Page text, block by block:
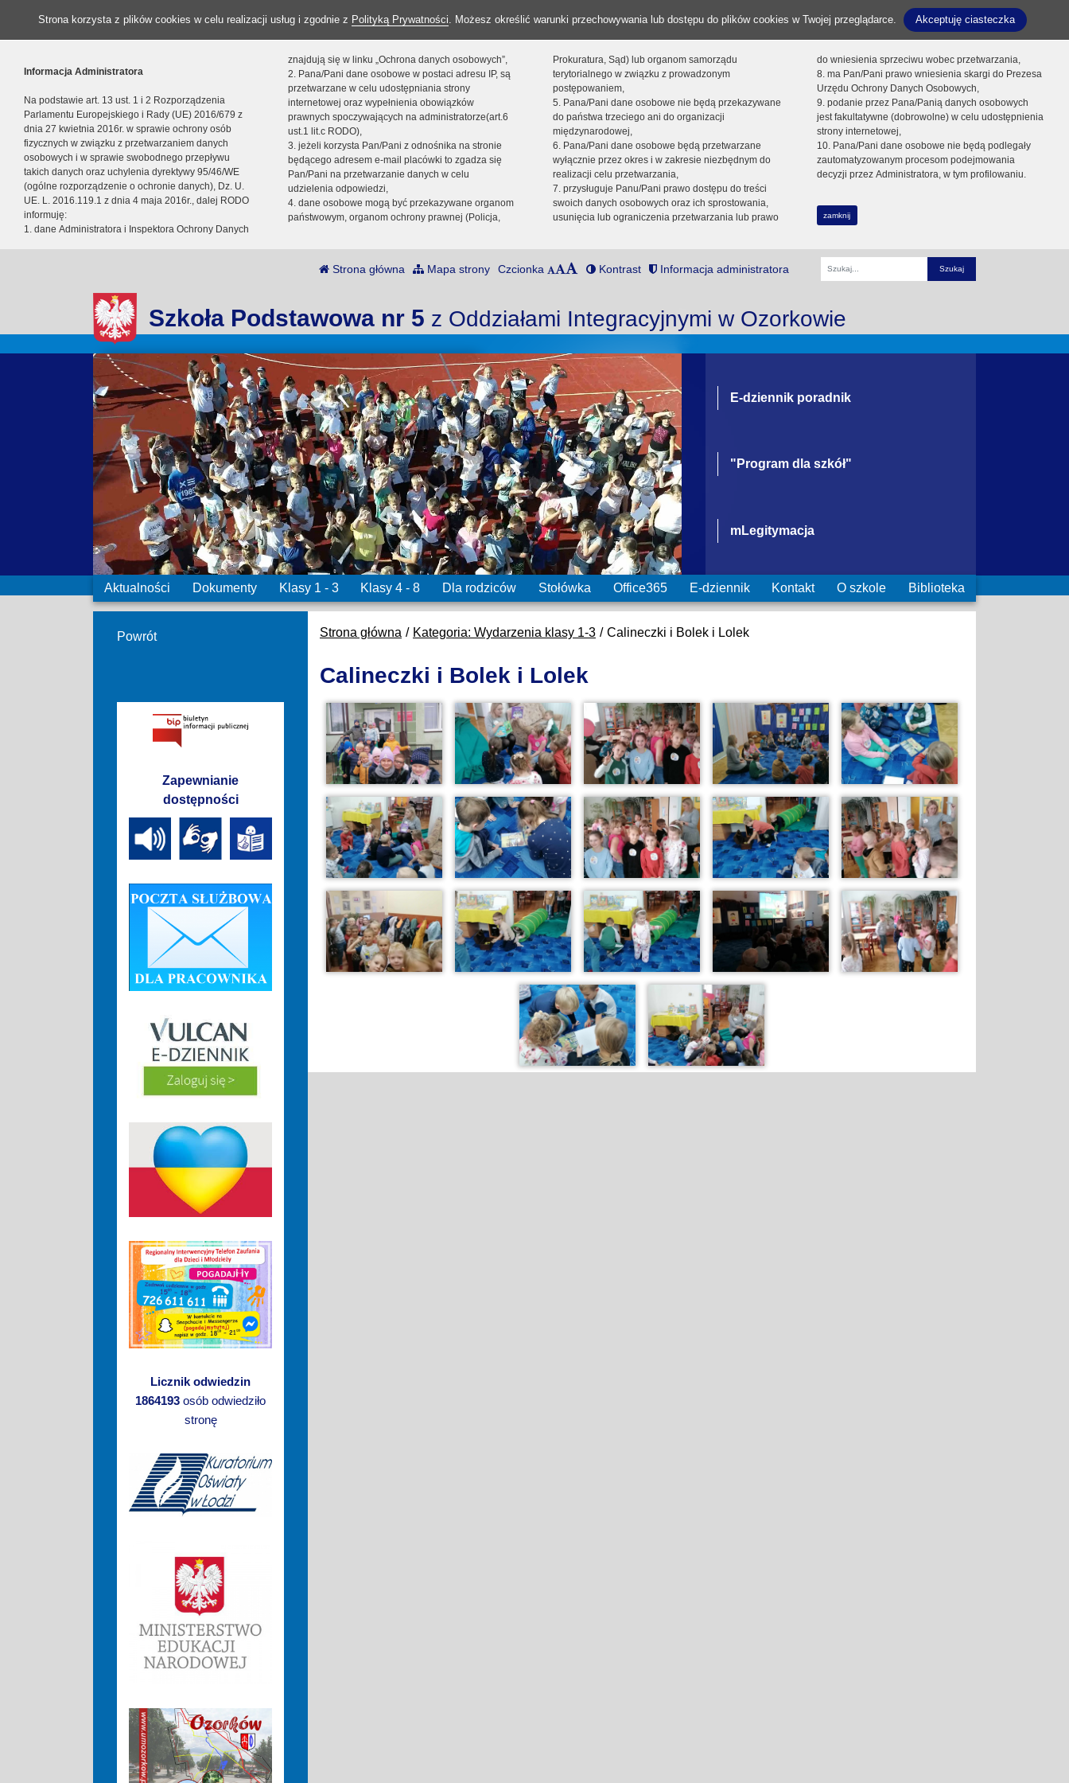
Strona korzysta z plików cookies w celu realizacji usług i zgodnie z Polityką Prywatności. Możesz określić warunki przechowywania lub dostępu do plików cookies w Twojej przeglądarce. Akceptuję ciasteczka
Informacja Administratora
Na podstawie art. 13 ust. 1 i 2 Rozporządzenia
Parlamentu Europejskiego i Rady (UE) 2016/679 z
dnia 27 kwietnia 2016r. w sprawie ochrony osób
fizycznych w związku z przetwarzaniem danych
osobowych i w sprawie swobodnego przepływu
takich danych oraz uchylenia dyrektywy 95/46/WE
(ogólne rozporządzenie o ochronie danych), Dz. U.
UE. L. 2016.119.1 z dnia 4 maja 2016r., dalej RODO
informuję:
1. dane Administratora i Inspektora Ochrony Danych
znajdują się w linku „Ochrona danych osobowych”,
2. Pana/Pani dane osobowe w postaci adresu IP, są
przetwarzane w celu udostępniania strony
internetowej oraz wypełnienia obowiązków
prawnych spoczywających na administratorze(art.6
ust.1 lit.c RODO),
3. jeżeli korzysta Pan/Pani z odnośnika na stronie
będącego adresem e-mail placówki to zgadza się
Pan/Pani na przetwarzanie danych w celu
udzielenia odpowiedzi,
4. dane osobowe mogą być przekazywane organom
państwowym, organom ochrony prawnej (Policja,
Prokuratura, Sąd) lub organom samorządu
terytorialnego w związku z prowadzonym
postępowaniem,
5. Pana/Pani dane osobowe nie będą przekazywane
do państwa trzeciego ani do organizacji
międzynarodowej,
6. Pana/Pani dane osobowe będą przetwarzane
wyłącznie przez okres i w zakresie niezbędnym do
realizacji celu przetwarzania,
7. przysługuje Panu/Pani prawo dostępu do treści
swoich danych osobowych oraz ich sprostowania,
usunięcia lub ograniczenia przetwarzania lub prawo
do wniesienia sprzeciwu wobec przetwarzania,
8. ma Pan/Pani prawo wniesienia skargi do Prezesa
Urzędu Ochrony Danych Osobowych,
9. podanie przez Pana/Panią danych osobowych
jest fakultatywne (dobrowolne) w celu udostępnienia
strony internetowej,
10. Pana/Pani dane osobowe nie będą podlegały
zautomatyzowanym procesom podejmowania
decyzji przez Administratora, w tym profilowaniu.
zamknij
Strona główna Mapa strony Czcionka Kontrast Informacja administratora
Fraza
Szkoła Podstawowa nr 5 z Oddziałami Integracyjnymi w Ozorkowie
E-dziennik poradnik
"Program dla szkół"
mLegitymacja
Aktualności Dokumenty Klasy 1 - 3 Klasy 4 - 8 Dla rodziców Stołówka Office365 E-dziennik Kontakt O szkole Biblioteka
Strona główna Kategoria: Wydarzenia klasy 1-3 Calineczki i Bolek i Lolek
Calineczki i Bolek i Lolek
Powrót
Zapewnianie
dostępności
Licznik odwiedzin
1864193 osób odwiedziło
stronę